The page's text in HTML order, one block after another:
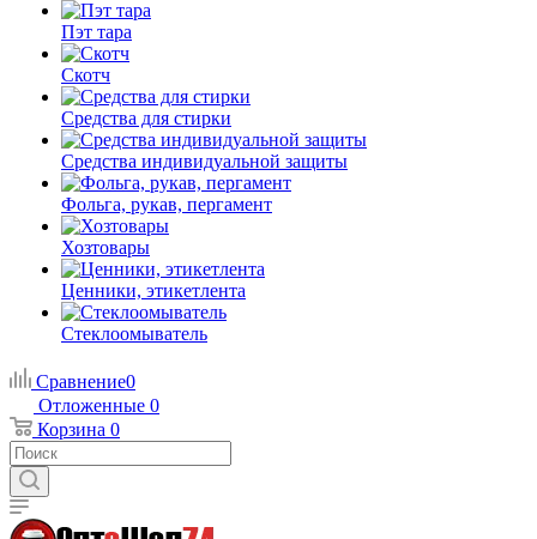
Пэт тара
Скотч
Средства для стирки
Средства индивидуальной защиты
Фольга, рукав, пергамент
Хозтовары
Ценники, этикетлента
Стеклоомыватель
Сравнение0
Отложенные 0
Корзина 0